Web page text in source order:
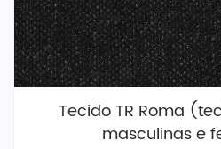
Tecido TR Roma
masculinas e